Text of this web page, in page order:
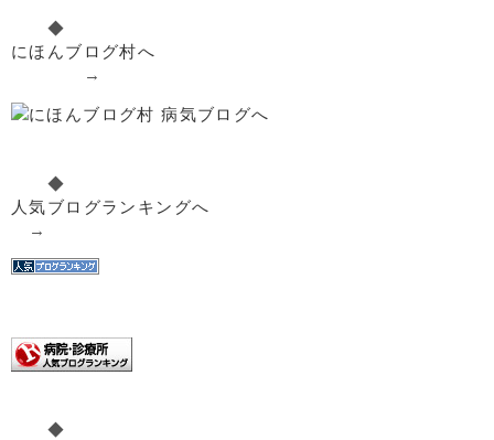
◆
にほんブログ村へ
→
◆
人気ブログランキングへ
→
◆